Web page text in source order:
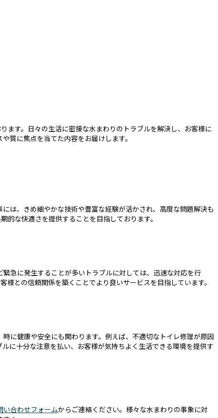
ます。日々の生活に密接な水まわりのトラブルを解決し、お客様に
質に焦点を当てた内容をお届けします。
は、きめ細やかな技術や豊富な経験が活かされ、高度な問題解決も
な快適さを提供することを目指しております。
急に発生することが多いトラブルに対しては、迅速な対応を行
との信頼関係を築くことでより良いサービスを目指しています。
に健康や安全にも関わります。例えば、不適切なトイレ修理が原因
に十分な注意を払い、お客様が気持ちよく生活できる環境を提供す
い合わせフォームからご連絡ください。様々な水まわりの事象に対